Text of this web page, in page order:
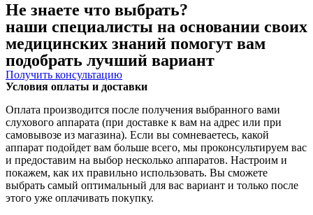
Не знаете что выбрать?
наши специалисты на основании своих
медицинских знаний помогут вам
подобрать лучший вариант
Получить консультацию
Условия оплаты и доставки
Оплата производится после получения выбранного вами
слухового аппарата (при доставке к вам на адрес или при
самовывозе из магазина). Если вы сомневаетесь, какой
аппарат подойдет вам больше всего, мы проконсультируем вас
и предоставим на выбор несколько аппаратов. Настроим и
покажем, как их правильно использовать. Вы сможете
выбрать самый оптимальный для вас вариант и только после
этого уже оплачивать покупку.